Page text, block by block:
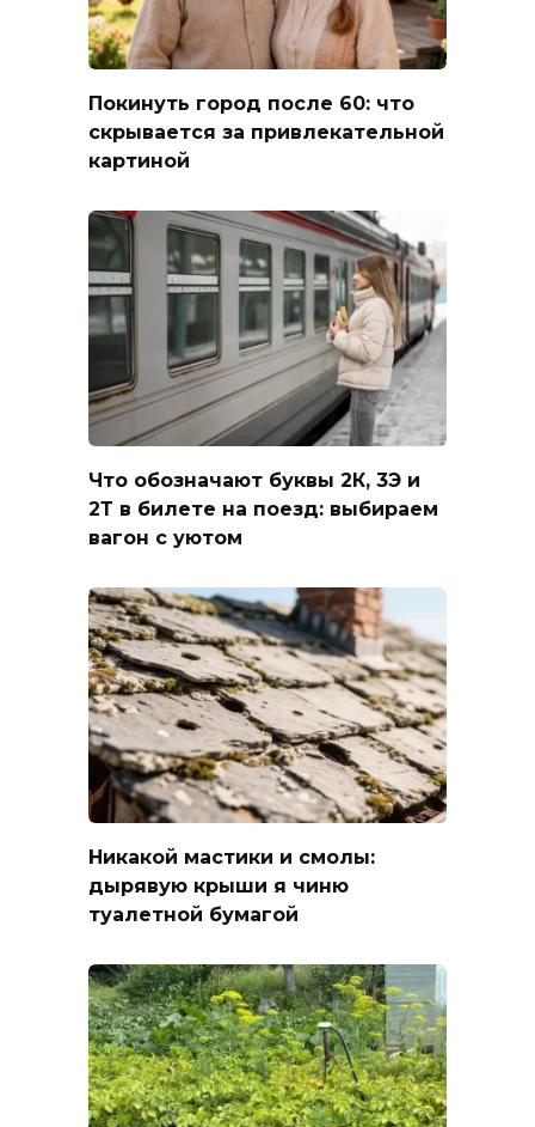
Покинуть город после 60: что
скрывается за привлекательной
картиной
Что обозначают буквы 2К, 3Э и
2Т в билете на поезд: выбираем
вагон с уютом
Никакой мастики и смолы:
дырявую крыши я чиню
туалетной бумагой